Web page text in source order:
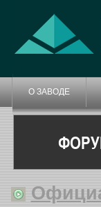
О ЗАВОДЕ